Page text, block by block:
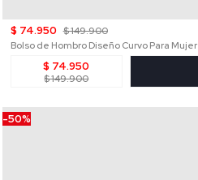
$ 74.950 $ 149.900
Bolso de Hombro Diseño Curvo Para Mujer
$ 74.950
$ 149.900
-50%